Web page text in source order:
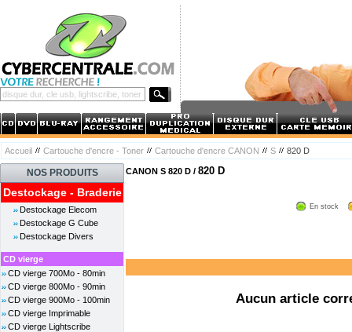
Accueil Cartouche d'encre - Toner Cartouche d'encre CANON S 820 D
NOS PRODUITS
Destockage - Braderie
Destockage Elecom
Destockage G Cube
Destockage Divers
CD vierge
CD vierge 700Mo - 80min
CD vierge 800Mo - 90min
CD vierge 900Mo - 100min
CD vierge Imprimable
CD vierge Lightscribe
CANON S 820 D / 820 D
En stock
Aucun article